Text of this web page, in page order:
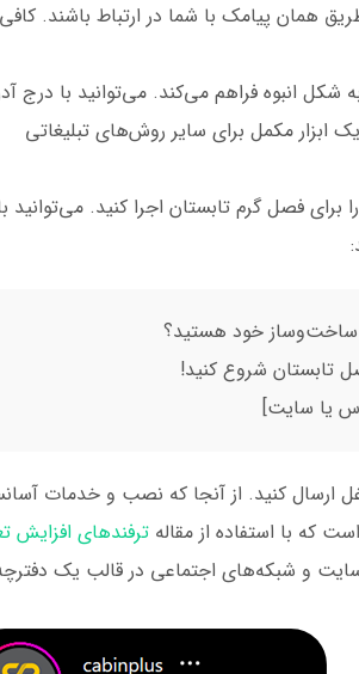
همان پیامک با شما در ارتباط باشند. کافی
شکل انبوه فراهم می‌کند. می‌توانید با درج
ابزار مکمل برای سایر روش‌های تبلیغاتی
فصل گرم تابستان اجرا کنید. می‌توانید
ساخت‌وساز خود هستید؟
یا سایت]
ارسال کنید. از آنجا که نصب و خدمات
که با استفاده از مقاله ترفندهای افزایش
و شبکه‌های اجتماعی در قالب یک